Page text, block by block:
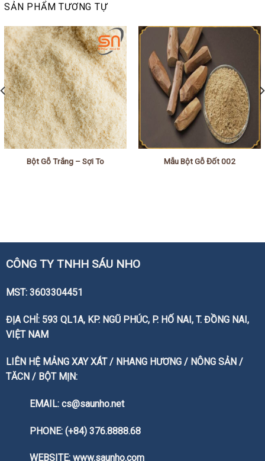
SẢN PHẨM TƯƠNG TỰ
Bột Gỗ Trắng – Sợi To Mẫu Bột Gỗ Đốt 002
CÔNG TY TNHH SÁU NHO
MST: 3603304451
ĐỊA CHỈ: 593 QL1A, KP. NGŨ PHÚC, P. HỐ NAI, T. ĐỒNG NAI,
VIỆT NAM
LIÊN HỆ MẢNG XAY XÁT / NHANG HƯƠNG / NÔNG SẢN /
TĂCN / BỘT MỊN:
EMAIL: cs@saunho.net
PHONE: (+84) 376.8888.68
WEBSITE: www.saunho.com